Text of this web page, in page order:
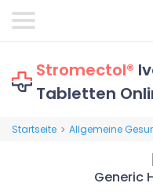
Stromectol®
Tabletten
Startseite > Allgemeine
Generic